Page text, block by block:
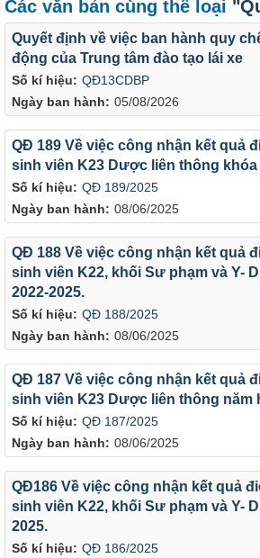
Các văn bản cùng thể loại
Số kí hiệu: QĐ13CDBP
Ngày ban hành: 05/08/2026
Quyết định về việc ban hành quy
động của Trung tâm đào tạo lái xe
Số kí hiệu: QĐ 189/2025
Ngày ban hành: 08/06/2025
QĐ 189 Về việc công nhận kết quả
sinh viên K23 Dược liên thông khóa
Số kí hiệu: QĐ 188/2025
Ngày ban hành: 08/06/2025
QĐ 188 Về việc công nhận kết quả
sinh viên K22, khối Sư phạm và Y-
2022-2025.
Số kí hiệu: QĐ 187/2025
Ngày ban hành: 08/06/2025
QĐ 187 Về việc công nhận kết quả
sinh viên K23 Dược liên thông năm
Số kí hiệu: QĐ 186/2025
QĐ186 Về việc công nhận kết quả
sinh viên K22, khối Sư phạm và Y-
2025.